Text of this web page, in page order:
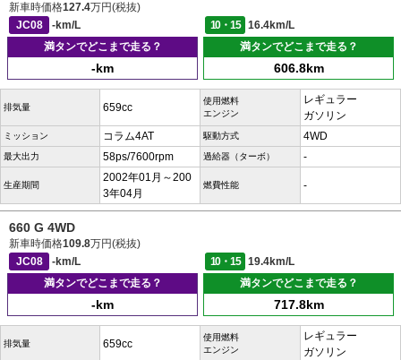
新車時価格127.4万円(税抜)
JC08
-km/L 10・15
16.4km/L
満タンでどこまで走る？
-km
満タンでどこまで走る？
606.8km
排気量 659cc
使用燃料
エンジン
レギュラー
ガソリン
ミッション コラム4AT 駆動方式 4WD
最大出力 58ps/7600rpm 過給器（ターボ） -
生産期間
2002年01月～200
3年04月
燃費性能 -
660 G 4WD
新車時価格109.8万円(税抜)
JC08
-km/L 10・15
19.4km/L
満タンでどこまで走る？
-km
満タンでどこまで走る？
717.8km
排気量 659cc
使用燃料
エンジン
レギュラー
ガソリン